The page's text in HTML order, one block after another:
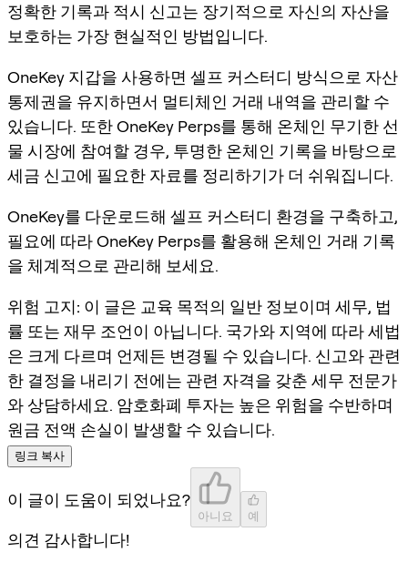
정확한 기록과 적시 신고는 장기적으로 자신의 자산을
보호하는 가장 현실적인 방법입니다.
OneKey 지갑을 사용하면 셀프 커스터디 방식으로 자산
통제권을 유지하면서 멀티체인 거래 내역을 관리할 수
있습니다. 또한 OneKey Perps를 통해 온체인 무기한 선
물 시장에 참여할 경우, 투명한 온체인 기록을 바탕으로
세금 신고에 필요한 자료를 정리하기가 더 쉬워집니다.
OneKey를 다운로드해 셀프 커스터디 환경을 구축하고,
필요에 따라 OneKey Perps를 활용해 온체인 거래 기록
을 체계적으로 관리해 보세요.
위험 고지: 이 글은 교육 목적의 일반 정보이며 세무, 법
률 또는 재무 조언이 아닙니다. 국가와 지역에 따라 세법
은 크게 다르며 언제든 변경될 수 있습니다. 신고와 관련
한 결정을 내리기 전에는 관련 자격을 갖춘 세무 전문가
와 상담하세요. 암호화폐 투자는 높은 위험을 수반하며
원금 전액 손실이 발생할 수 있습니다.
링크 복사
이 글이 도움이 되었나요?
아니요 예
의견 감사합니다!